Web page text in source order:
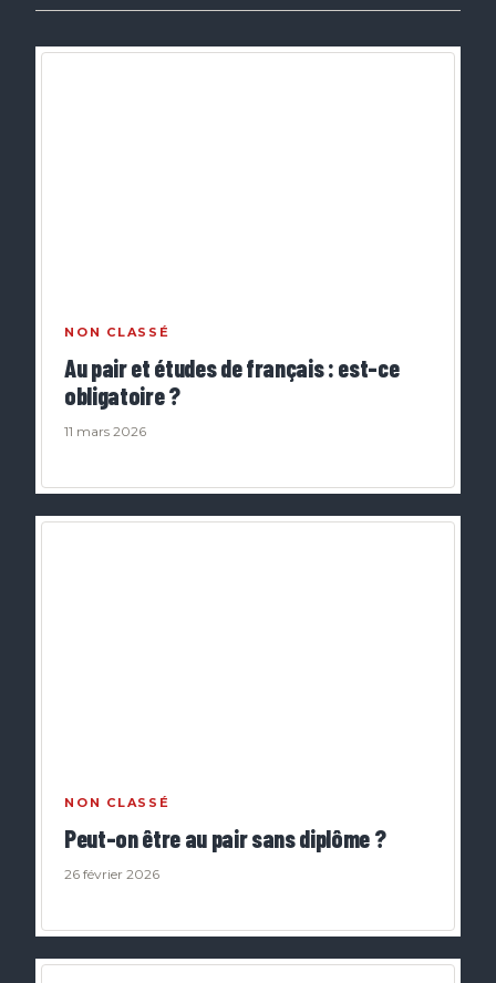
NON CLASSÉ
Au pair et études de français : est-ce
obligatoire ?
11 mars 2026
NON CLASSÉ
Peut-on être au pair sans diplôme ?
26 février 2026